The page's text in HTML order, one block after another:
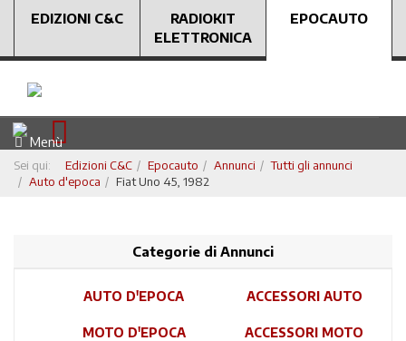
EDIZIONI C&C
RADIOKIT
ELETTRONICA
EPOCAUTO
Menù
Sei qui: Edizioni C&C Epocauto Annunci
Tutti gli annunci
Auto d'epoca
Fiat Uno 45, 1982
Categorie di Annunci
AUTO D'EPOCA ACCESSORI AUTO
MOTO D'EPOCA ACCESSORI MOTO